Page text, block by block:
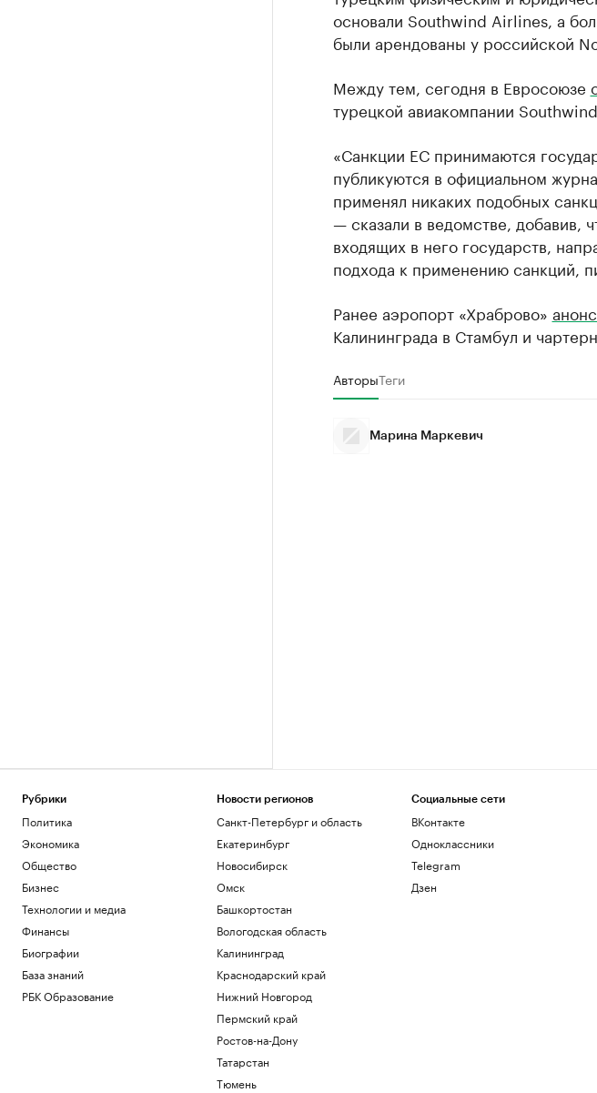
основали Southwind Airlines, а
были арендованы у российской
Между тем, сегодня в Евросоюзе
турецкой авиакомпании
«Санкции ЕС принимаются
публикуются в официальном
применял никаких подобных
— сказали в ведомстве, добавив,
входящих в него государств,
подхода к применению санкций,
Ранее аэропорт «Храброво»
Калининграда в Стамбул и
АвторыТеги
Марина Маркевич
Рубрики
Политика
Экономика
Общество
Бизнес
Технологии и медиа
Финансы
Биографии
База знаний
РБК Образование
Новости регионов
Санкт-Петербург и область
Екатеринбург
Новосибирск
Омск
Башкортостан
Вологодская область
Калининград
Краснодарский край
Нижний Новгород
Пермский край
Ростов-на-Дону
Татарстан
Тюмень
Социальные сети
ВКонтакте
Одноклассники
Telegram
Дзен